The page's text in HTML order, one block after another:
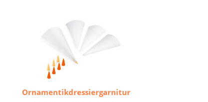
Ornamentikdressiergarnitur